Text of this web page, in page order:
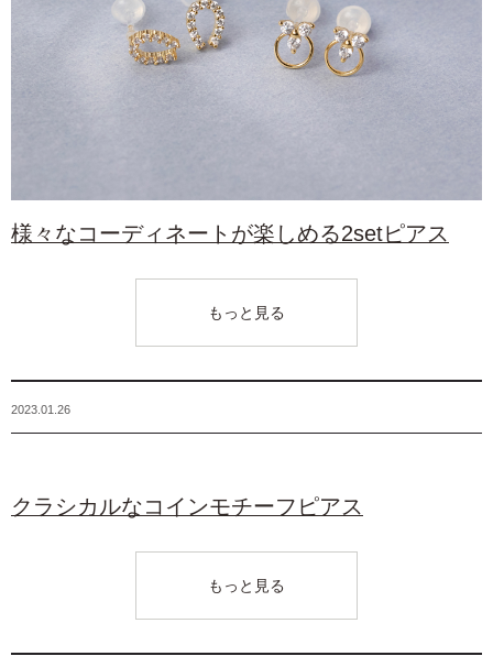
様々なコーディネートが楽しめる2setピアス
もっと見る
2023.01.26
クラシカルなコインモチーフピアス
もっと見る